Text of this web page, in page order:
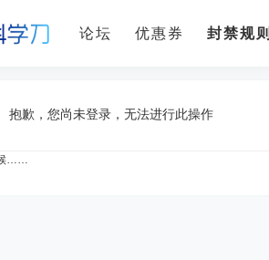
论坛 优惠券 封禁规则
抱歉，您尚未登录，无法进行此操作
……